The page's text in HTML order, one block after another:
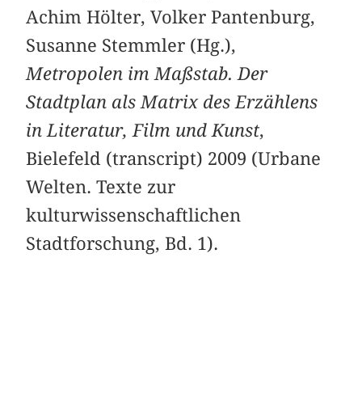
Achim Hölter, Volker Pantenburg,
Susanne Stemmler (Hg.),
Metropolen im Maßstab. Der
Stadtplan als Matrix des Erzählens
in Literatur, Film und Kunst,
Bielefeld (transcript) 2009 (Urbane
Welten. Texte zur
kulturwissenschaftlichen
Stadtforschung, Bd. 1).